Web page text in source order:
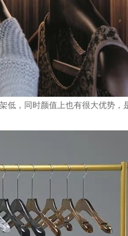
低，同时颜值上也有很大优势，